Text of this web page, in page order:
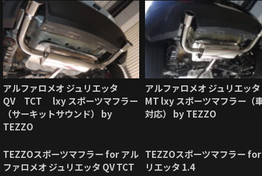
アルファロメオ ジュリエッタ
QV TCT lxy スポーツマフラー
（サーキットサウンド） by
TEZZO
アルファロメオ ジュリエッタ
MT lxy スポーツマフラー（
対応） by TEZZO
TEZZOスポーツマフラー for アル
ファロメオ ジュリエッタ QV TCT
TEZZOスポーツマフラー for
リエッタ 1.4